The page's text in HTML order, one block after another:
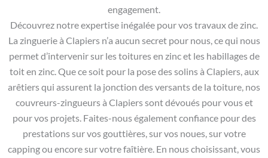
engagement.
Découvrez notre expertise inégalée pour vos travaux de zinc.
La zinguerie à Clapiers n’a aucun secret pour nous, ce qui nous
permet d’intervenir sur les toitures en zinc et les habillages de
toit en zinc. Que ce soit pour la pose des solins à Clapiers, aux
arêtiers qui assurent la jonction des versants de la toiture, nos
couvreurs-zingueurs à Clapiers sont dévoués pour vous et
pour vos projets. Faites-nous également confiance pour des
prestations sur vos gouttières, sur vos noues, sur votre
capping ou encore sur votre faîtière. En nous choisissant, vous